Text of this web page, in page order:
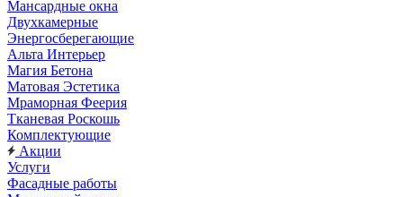
Мансардные окна
Двухкамерные
Энергосберегающие
Альта Интерьер
Магия Бетона
Матовая Эстетика
Мраморная Феерия
Тканевая Роскошь
Комплектующие
Акции
Услуги
Фасадные работы